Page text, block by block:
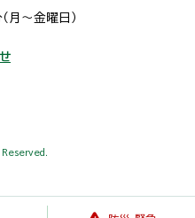
～金曜日）